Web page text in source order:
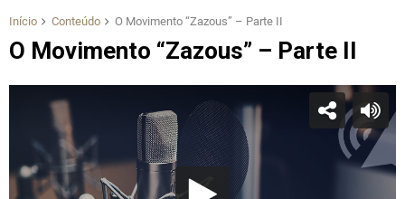
Início Conteúdo O Movimento “Zazous” – Parte II
O Movimento “Zazous” – Parte II